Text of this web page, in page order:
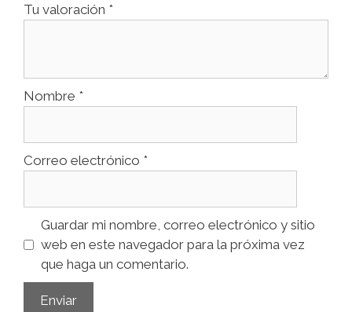
Tu valoración *
Nombre *
Correo electrónico *
Guardar mi nombre, correo electrónico y sitio
web en este navegador para la próxima vez
que haga un comentario.